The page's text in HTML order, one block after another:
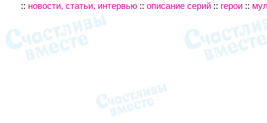
:: новости, статьи, интервью :: описание серий :: герои ::